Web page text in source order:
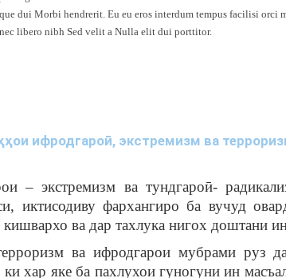
dui Morbi hendrerit. Eu eu eros interdum tempus facilisi orci
libero nibh Sed velit a Nulla elit dui porttitor.
ифродгароӣ, экстремизм ва
– экстремизм ва тундгароӣ-
иктисодиву фархангиро ба вучуд
ва дар тахлука нигох доштани
ва ифродгарои мубрами руз
хар яке ба пахлухои гуногуни ин